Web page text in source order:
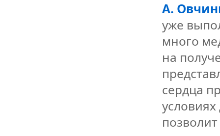
А.
уже
много
на
сердца